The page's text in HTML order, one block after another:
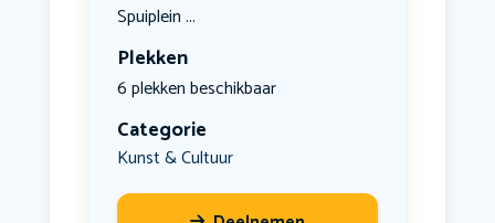
Spuiplein ...
Plekken
6 plekken beschikbaar
Categorie
Kunst & Cultuur